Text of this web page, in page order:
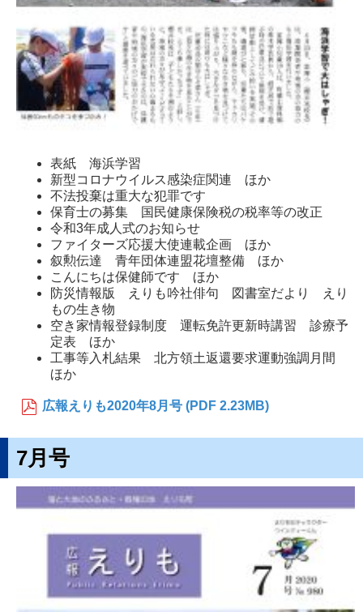
表紙 海浜学習
新型コロナウイルス感染症関連 ほか
不法投棄は重大な犯罪です
保育士の募集 国民健康保険税の税率等の改正
令和3年成人式のお知らせ
ファイターズ応援大使連載企画 ほか
叙勲伝達 青年団体連盟花壇整備 ほか
こんにちは保健師です ほか
防災情報版 えりも吟社俳句 図書室だより えり
もの生き物
空き家情報登録制度 運転免許更新時講習 診療予
定表 ほか
工事等入札結果 北方領土返還要求運動強調月間
ほか
広報えりも2020年8月号 (PDF 2.23MB)
7月号